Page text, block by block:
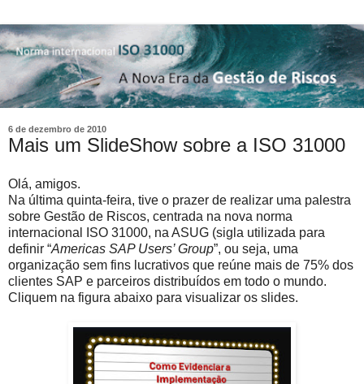
6 de dezembro de 2010
Mais um SlideShow sobre a ISO 31000
Olá, amigos.
Na última quinta-feira, tive o prazer de realizar uma palestra
sobre Gestão de Riscos, centrada na nova norma
internacional ISO 31000, na ASUG (sigla utilizada para
definir “Americas SAP Users’ Group”, ou seja, uma
organização sem fins lucrativos que reúne mais de 75% dos
clientes SAP e parceiros distribuídos em todo o mundo.
Cliquem na figura abaixo para visualizar os slides.